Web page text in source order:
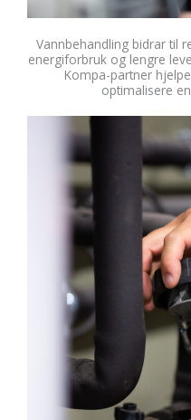
Vannbehandling bidrar til
energiforbruk og lengre
Kompa-partner
optimalisere